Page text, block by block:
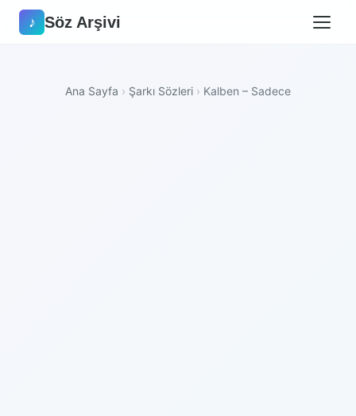
♪ Söz Arşivi
Ana Sayfa › Şarkı Sözleri › Kalben – Sadece